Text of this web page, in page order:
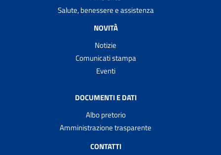
Salute, benessere e assistenza
NOVITÀ
Notizie
Comunicati stampa
Eventi
DOCUMENTI E DATI
Albo pretorio
Amministrazione trasparente
CONTATTI